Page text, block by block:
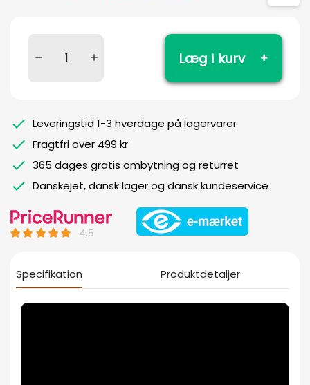
Læg i kurv
Leveringstid 1-3 hverdage på lagervarer
Fragtfri over 499 kr
365 dages gratis ombytning og returret
Danskejet, dansk lager og dansk kundeservice
Specifikation Produktdetaljer